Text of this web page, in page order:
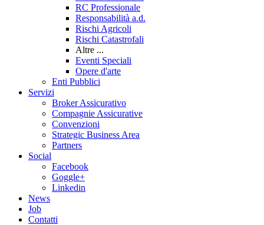
RC Professionale
Responsabilità a.d.
Rischi Agricoli
Rischi Catastrofali
Altre ...
Eventi Speciali
Opere d'arte
Enti Pubblici
Servizi
Broker Assicurativo
Compagnie Assicurative
Convenzioni
Strategic Business Area
Partners
Social
Facebook
Goggle+
Linkedin
News
Job
Contatti